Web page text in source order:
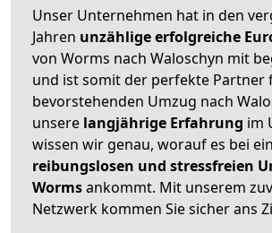
Unser Unternehmen hat in den
Jahren unzählige erfolgreiche
von Worms nach Waloschyn mit
und ist somit der perfekte Partner
bevorstehenden Umzug nach
unsere langjährige Erfahrung im
wissen wir genau, worauf es bei
reibungslosen und stressfreien
Wormsankommt. Mit unserem
Netzwerk kommen Sie sicher ans